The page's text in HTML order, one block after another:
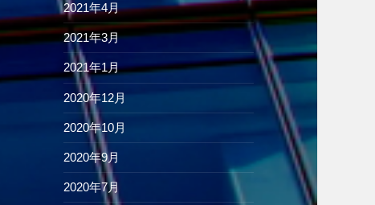
2021年4月
2021年3月
2021年1月
2020年12月
2020年10月
2020年9月
2020年7月